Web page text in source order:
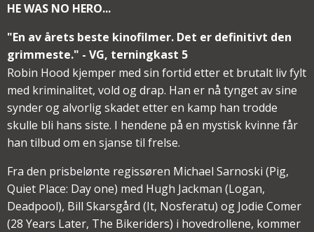
HE WAS NO HERO...
"En av årets beste kinofilmer. Det er definitivt den
grimmeste." - VG, terningkast 5
Robin Hood kjemper med sin fortid etter et brutalt liv fylt
med kriminalitet, vold og drap. Han er nå tynget av sine
synder og alvorlig skadet etter en kamp han trodde
skulle bli hans siste. I hendene på en mystisk kvinne får
han tilbud om en sjanse til frelse.
Fra den prisbelønte regissøren Michael Sarnoski (Pig,
Quiet Place: Day one) med Hugh Jackman (Logan,
Deadpool), Bill Skarsgård (It, Nosferatu) og Jodie Comer
(28 Years Later, The Bikeriders) i hovedrollene, kommer